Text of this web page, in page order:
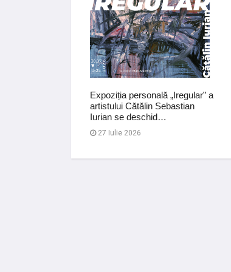
Expoziția personală „Iregular” a
artistului Cătălin Sebastian
Iurian se deschid…
27 Iulie 2026